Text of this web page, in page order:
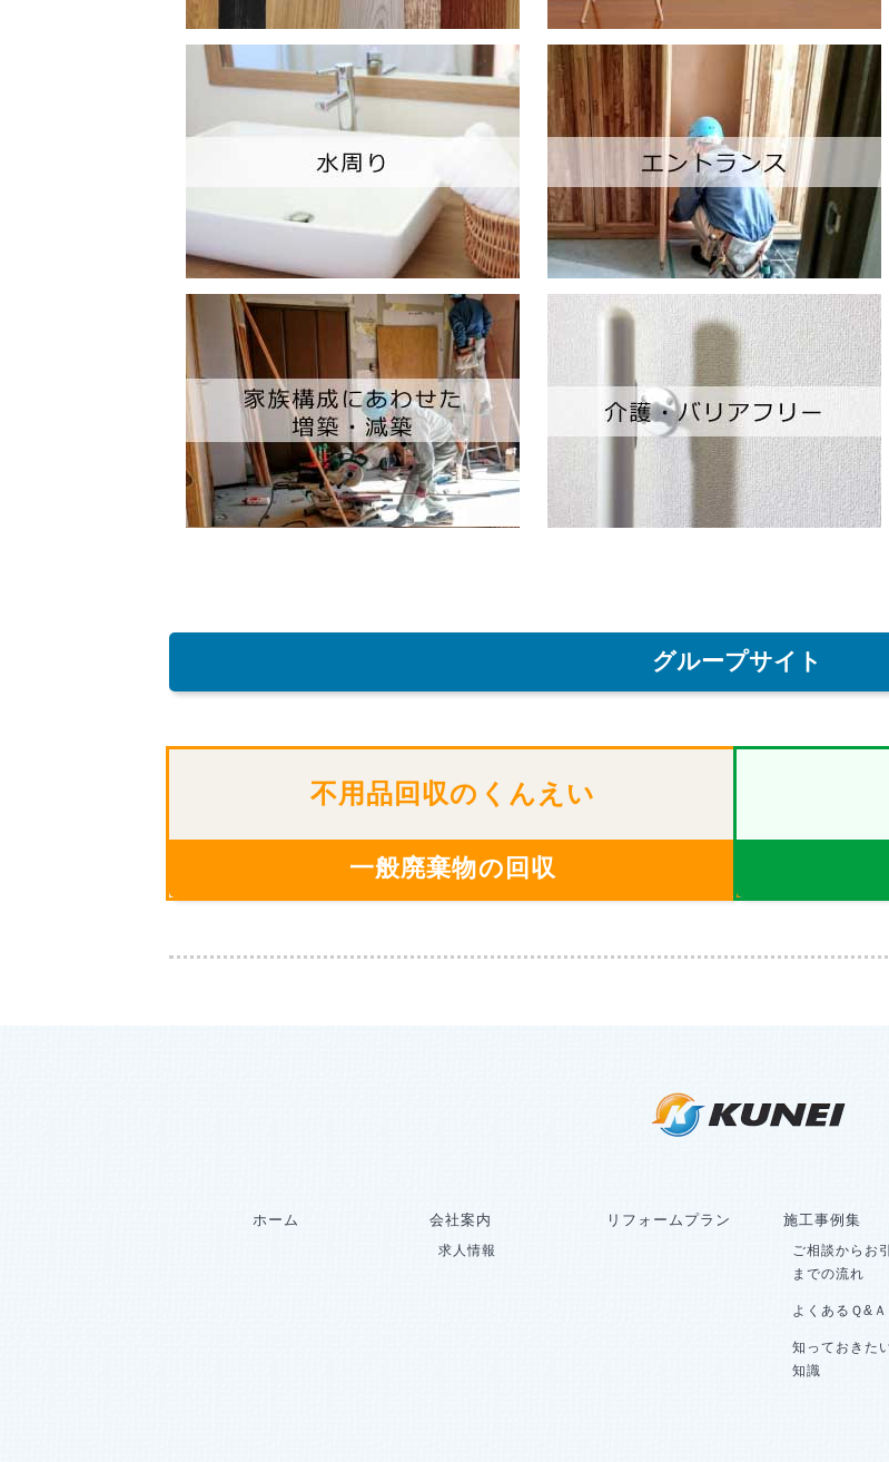
グループサイト
不用品回収のくんえい
一般廃棄物の回収
ホーム 会社案内
求人情報
リフォームプラン 施工事例集
ご相談からお
までの流れ
よくあるＱ&Ａ
知っておきた
知識